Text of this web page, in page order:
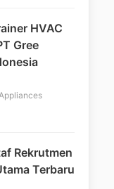
HVAC
Gree
Rekrutmen
Terbaru